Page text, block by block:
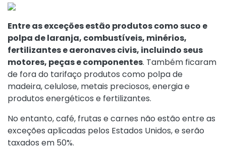
Entre as exceções estão produtos como suco e
polpa de laranja, combustíveis, minérios,
fertilizantes e aeronaves civis, incluindo seus
motores, peças e componentes. Também ficaram
de fora do tarifaço produtos como polpa de
madeira, celulose, metais preciosos, energia e
produtos energéticos e fertilizantes.
No entanto, café, frutas e carnes não estão entre as
exceções aplicadas pelos Estados Unidos, e serão
taxados em 50%.